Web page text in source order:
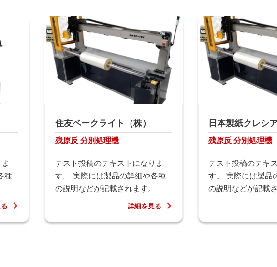
種
住友ベークライト（株）
残原反 分別処理機
テスト投稿のテキストになりま
す。 実際には製品の詳細や各種
の説明などが記載されます。
詳細を見る
日本製紙クレシ
残原反 分別処理機
テスト投稿のテキ
す。 実際には製品
の説明などが記載さ